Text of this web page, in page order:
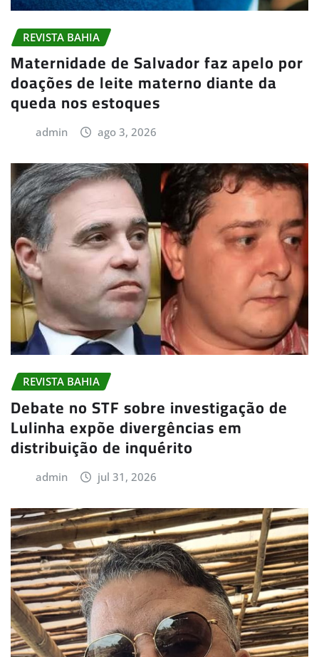
REVISTA BAHIA
Maternidade de Salvador faz apelo por
doações de leite materno diante da
queda nos estoques
admin ago 3, 2026
REVISTA BAHIA
Debate no STF sobre investigação de
Lulinha expõe divergências em
distribuição de inquérito
admin jul 31, 2026